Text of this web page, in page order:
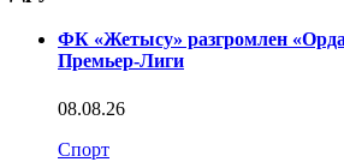
ФК «Жетысу» разгромлен
Премьер-Лиги
08.08.26
Спорт